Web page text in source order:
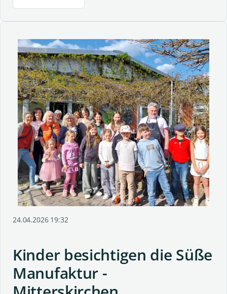
24.04.2026 19:32
Kinder besichtigen die Süße
Manufaktur -